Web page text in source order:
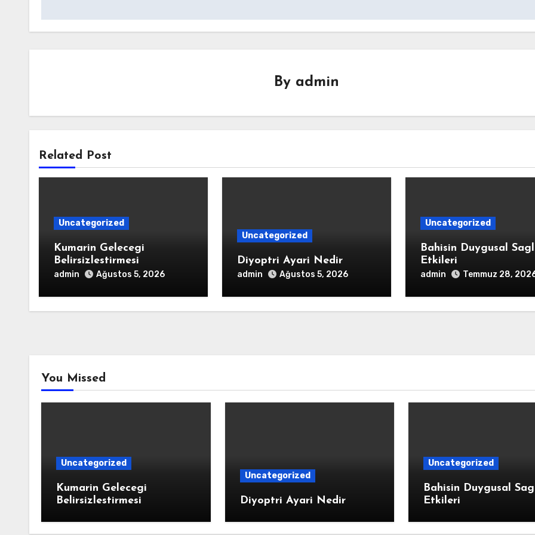
By admin
Related Post
Uncategorized
Kumarin Gelecegi
Belirsizlestirmesi
admin Ağustos 5, 2026
Uncategorized
Diyoptri Ayari Nedir
admin Ağustos 5, 2026
Uncategorized
Bahisin Duygusal
Etkileri
admin Temmuz 28,
You Missed
Uncategorized
Kumarin Gelecegi
Belirsizlestirmesi
Uncategorized
Diyoptri Ayari Nedir
Uncategorized
Bahisin Duygusal
Etkileri